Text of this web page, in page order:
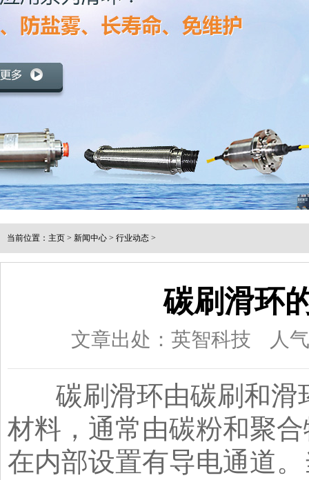
当前位置： 主页 > 新闻中心 > 行业动态 >
碳刷滑环
文章出处：英智科技 人
碳刷滑环由碳刷和滑
材料，通常由碳粉和聚
在内部设置有导电通道